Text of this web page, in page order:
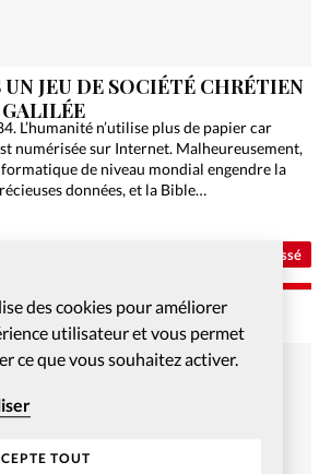
des cookies pour améliorer
utilisateur et vous permet
ce que vous souhaitez activer.
TOUT
Non classé
JEU DE SOCIÉTÉ CHRÉTIEN
L’humanité n’utilise plus de papier car
numérisée sur Internet. Malheureusement,
de niveau mondial engendre la
données, et la Bible…
Française